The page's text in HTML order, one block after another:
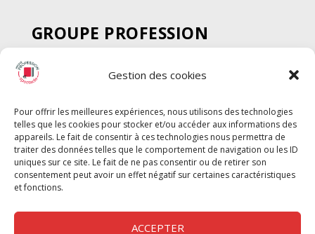
Gestion des cookies
Pour offrir les meilleures expériences, nous utilisons des technologies
telles que les cookies pour stocker et/ou accéder aux informations des
appareils. Le fait de consentir à ces technologies nous permettra de
traiter des données telles que le comportement de navigation ou les ID
uniques sur ce site. Le fait de ne pas consentir ou de retirer son
consentement peut avoir un effet négatif sur certaines caractéristiques
et fonctions.
ACCEPTER
GROUPE PROFESSION
SPECTACLE
Chèque Intermittents
Chèque Compta
Chèque Emploi Spectacle
G-Pods
Profession Audio-visuel